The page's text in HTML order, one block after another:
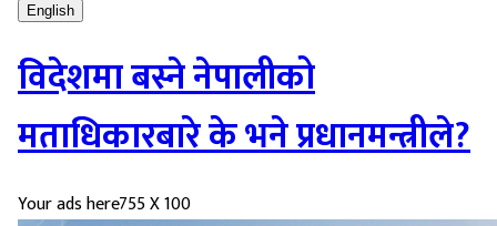
English
विदेशमा बस्ने नेपालीको
मताधिकारबारे के भने प्रधानमन्त्रीले?
Your ads here755 X 100